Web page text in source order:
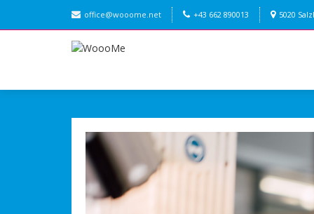
office@wooome.net +43 662 890013 5020